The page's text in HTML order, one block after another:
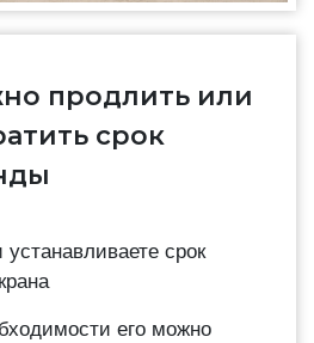
продлить или
срок
срок
его можно